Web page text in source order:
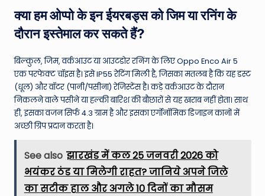
क्या हम ओप्पो के इन ईयरबड्स को जिम या रनिंग के
दौरान इस्तेमाल कर सकते हैं?
बिल्कुल, जिम, वर्कआउट या आउटडोर रनिंग के लिए Oppo Enco Air 5
एक परफेक्ट चॉइस है। इसे IP55 रेटिंग मिली है, जिसका मतलब है कि यह डस्ट
(धूल) और वॉटर (पानी/पसीना) रेजिस्टेंस है। कड़े वर्कआउट के दौरान
निकलने वाले पसीने या हल्की बारिश की बौछारों से यह खराब नहीं होता। साथ
ही, इसका वजन सिर्फ 4.3 ग्राम है और इसका एर्गोनॉमिक डिजाइन कानों में
अच्छी ग्रिप प्रदान करता है।
See also झारखंड में कल 25 जनवरी 2026 को
भयंकर ठंड या मिलेगी राहत? जानिये अपने जिले
का सटीक हाल और अगले 10 दिनों का मौसम